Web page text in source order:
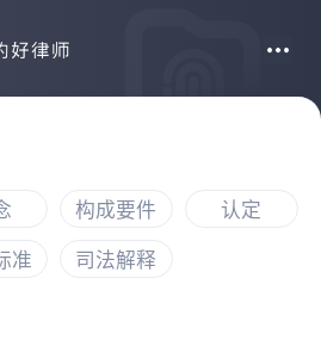
构成要件
认定
准 司法解释